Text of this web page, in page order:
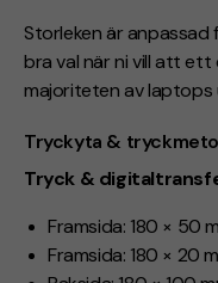
Storleken är
bra val när ni vill att ett
majoriteten av laptops
Tryckyta &
Tryck &
Framsida: 180 × 50
Framsida: 180 × 20